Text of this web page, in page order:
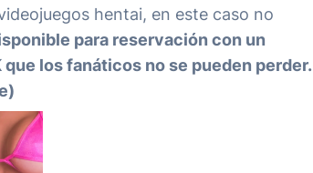
hentai, en este caso no
para reservación con un
los fanáticos no se pueden perder.